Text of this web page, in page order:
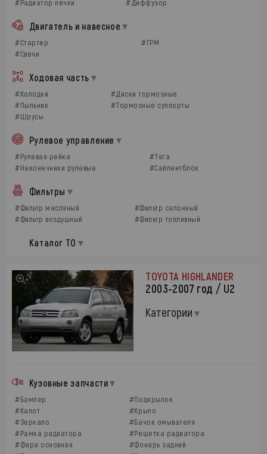
#Радиатор печки #Диффузор
Двигатель и навесное
#Стартер
#ГРМ
#Свечи
Ходовая часть
#Колодки
#Диски тормозные
#Пыльник
#Тормозные суппорты
#Шрусы
Рулевое управление
#Рулевая рейка
#Тяга
#Наконечники рулевые
#Сайлентблок
Фильтры
#Фильтр масляный
#Фильтр салонный
#Фильтр воздушный
#Фильтр топливный
Каталог ТО
TOYOTA HIGHLANDER
2003-2007 год / U2
Категории
Кузовные запчасти
#Бампер
#Подкрылок
#Капот
#Крыло
#Зеркало
#Бачок омывателя
#Рамка радиатора
#Решетка радиатора
#Фара основная
#Фонарь задний